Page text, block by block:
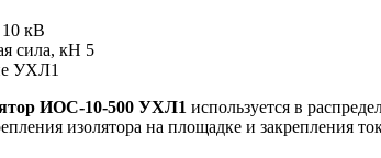
10 кВ
сила, кН 5
УХЛ1
ИОС-10-500 УХЛ1 используется в
изолятора на площадке и закрепления